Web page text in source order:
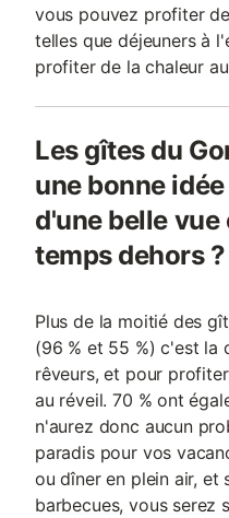
vous pouvez profiter
telles que déjeuners à
profiter de la chaleur
Les gîtes du
une bonne
d'une belle vue
temps dehors ?
Plus de la moitié des
(96 % et 55 %) c'est la
rêveurs, et pour
au réveil. 70 % ont
n'aurez donc aucun
paradis pour vos
ou dîner en plein air, et
barbecues, vous serez